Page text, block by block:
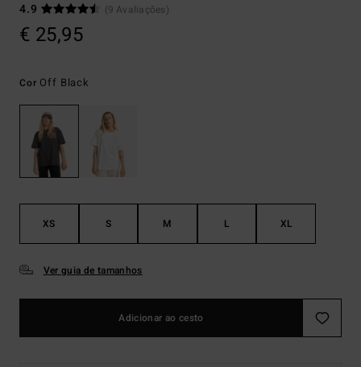
4.9
(9 Avaliações)
€ 25,95
Cor Off Black
XS S M L XL
Ver guia de tamanhos
Adicionar ao cesto